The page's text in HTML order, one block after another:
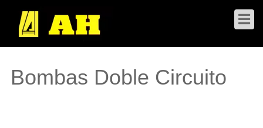
Bombas Doble Circuito